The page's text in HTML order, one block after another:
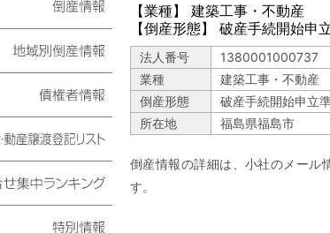
【業種】 建築工事・不動産
【倒産形態】 破産手続開始申
法人番号
1380001000737
業種
建築工事・不動産
倒産形態
破産手続開始申立
所在地
福島県福島市
倒産情報の詳細は、小社のメール
す。